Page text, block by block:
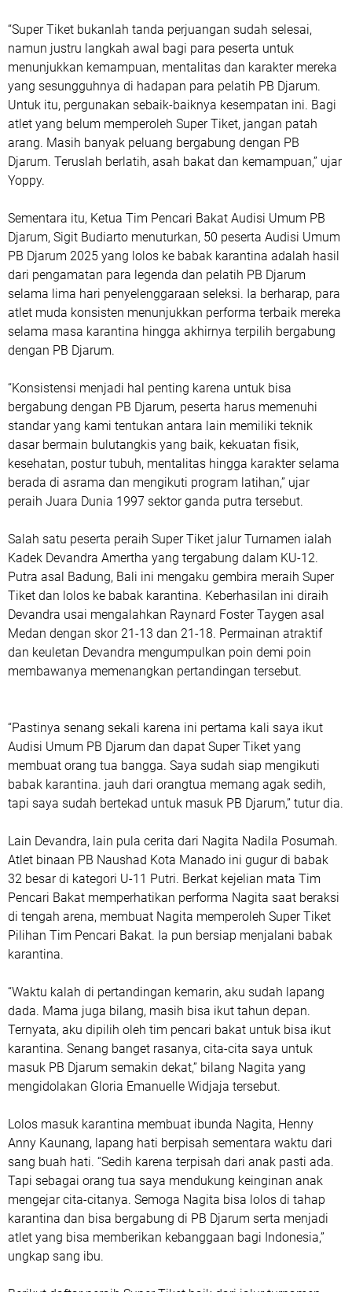
“Super Tiket bukanlah tanda perjuangan sudah selesai,
namun justru langkah awal bagi para peserta untuk
menunjukkan kemampuan, mentalitas dan karakter mereka
yang sesungguhnya di hadapan para pelatih PB Djarum.
Untuk itu, pergunakan sebaik-baiknya kesempatan ini. Bagi
atlet yang belum memperoleh Super Tiket, jangan patah
arang. Masih banyak peluang bergabung dengan PB
Djarum. Teruslah berlatih, asah bakat dan kemampuan,” ujar
Yoppy.
Sementara itu, Ketua Tim Pencari Bakat Audisi Umum PB
Djarum, Sigit Budiarto menuturkan, 50 peserta Audisi Umum
PB Djarum 2025 yang lolos ke babak karantina adalah hasil
dari pengamatan para legenda dan pelatih PB Djarum
selama lima hari penyelenggaraan seleksi. Ia berharap, para
atlet muda konsisten menunjukkan performa terbaik mereka
selama masa karantina hingga akhirnya terpilih bergabung
dengan PB Djarum.
“Konsistensi menjadi hal penting karena untuk bisa
bergabung dengan PB Djarum, peserta harus memenuhi
standar yang kami tentukan antara lain memiliki teknik
dasar bermain bulutangkis yang baik, kekuatan fisik,
kesehatan, postur tubuh, mentalitas hingga karakter selama
berada di asrama dan mengikuti program latihan,” ujar
peraih Juara Dunia 1997 sektor ganda putra tersebut.
Salah satu peserta peraih Super Tiket jalur Turnamen ialah
Kadek Devandra Amertha yang tergabung dalam KU-12.
Putra asal Badung, Bali ini mengaku gembira meraih Super
Tiket dan lolos ke babak karantina. Keberhasilan ini diraih
Devandra usai mengalahkan Raynard Foster Taygen asal
Medan dengan skor 21-13 dan 21-18. Permainan atraktif
dan keuletan Devandra mengumpulkan poin demi poin
membawanya memenangkan pertandingan tersebut.
“Pastinya senang sekali karena ini pertama kali saya ikut
Audisi Umum PB Djarum dan dapat Super Tiket yang
membuat orang tua bangga. Saya sudah siap mengikuti
babak karantina. jauh dari orangtua memang agak sedih,
tapi saya sudah bertekad untuk masuk PB Djarum,” tutur dia.
Lain Devandra, lain pula cerita dari Nagita Nadila Posumah.
Atlet binaan PB Naushad Kota Manado ini gugur di babak
32 besar di kategori U-11 Putri. Berkat kejelian mata Tim
Pencari Bakat memperhatikan performa Nagita saat beraksi
di tengah arena, membuat Nagita memperoleh Super Tiket
Pilihan Tim Pencari Bakat. Ia pun bersiap menjalani babak
karantina.
“Waktu kalah di pertandingan kemarin, aku sudah lapang
dada. Mama juga bilang, masih bisa ikut tahun depan.
Ternyata, aku dipilih oleh tim pencari bakat untuk bisa ikut
karantina. Senang banget rasanya, cita-cita saya untuk
masuk PB Djarum semakin dekat,” bilang Nagita yang
mengidolakan Gloria Emanuelle Widjaja tersebut.
Lolos masuk karantina membuat ibunda Nagita, Henny
Anny Kaunang, lapang hati berpisah sementara waktu dari
sang buah hati. “Sedih karena terpisah dari anak pasti ada.
Tapi sebagai orang tua saya mendukung keinginan anak
mengejar cita-citanya. Semoga Nagita bisa lolos di tahap
karantina dan bisa bergabung di PB Djarum serta menjadi
atlet yang bisa memberikan kebanggaan bagi Indonesia,”
ungkap sang ibu.